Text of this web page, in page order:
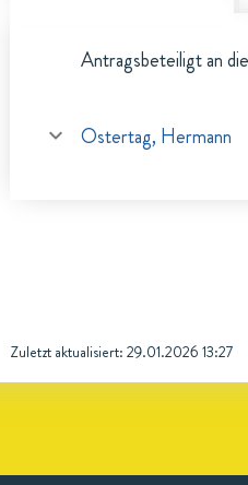
Antragsbeteiligt an
Ostertag, Hermann
Zuletzt aktualisiert: 29.01.2026 13:27